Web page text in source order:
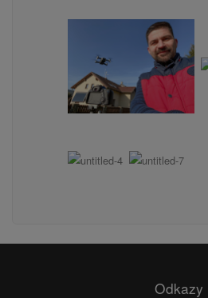
Odkazy